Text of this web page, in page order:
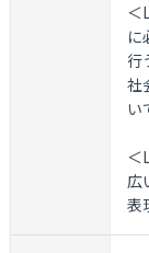
＜
に
行
社
い
＜
広
表